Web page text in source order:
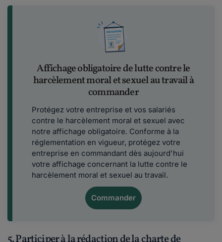
Affichage obligatoire de lutte contre le
harcèlement moral et sexuel au travail à
commander
Protégez votre entreprise et vos salariés
contre le harcèlement moral et sexuel avec
notre affichage obligatoire. Conforme à la
réglementation en vigueur, protégez votre
entreprise en commandant dès aujourd'hui
votre affichage concernant la lutte contre le
harcèlement moral et sexuel au travail.
Commander